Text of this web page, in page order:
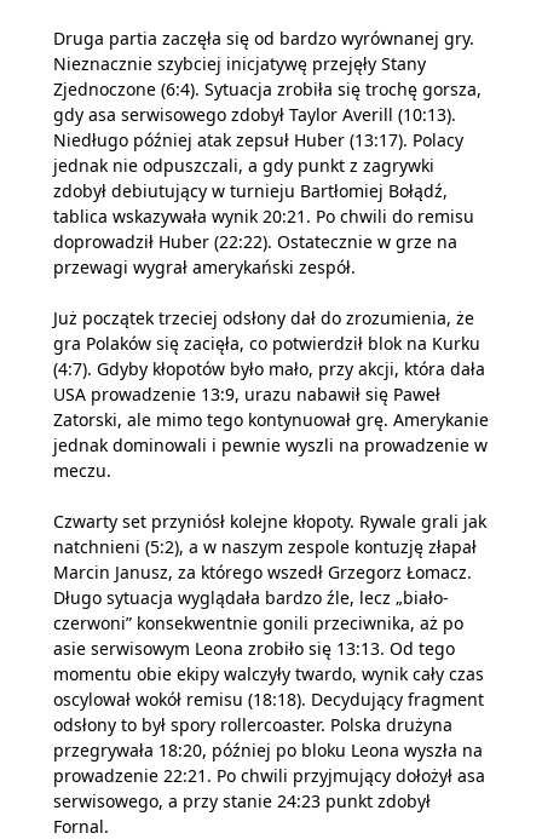
Druga partia zaczęła się od bardzo wyrównanej gry.
Nieznacznie szybciej inicjatywę przejęły Stany
Zjednoczone (6:4). Sytuacja zrobiła się trochę gorsza,
gdy asa serwisowego zdobył Taylor Averill (10:13).
Niedługo później atak zepsuł Huber (13:17). Polacy
jednak nie odpuszczali, a gdy punkt z zagrywki
zdobył debiutujący w turnieju Bartłomiej Bołądź,
tablica wskazywała wynik 20:21. Po chwili do remisu
doprowadził Huber (22:22). Ostatecznie w grze na
przewagi wygrał amerykański zespół.
Już początek trzeciej odsłony dał do zrozumienia, że
gra Polaków się zacięła, co potwierdził blok na Kurku
(4:7). Gdyby kłopotów było mało, przy akcji, która dała
USA prowadzenie 13:9, urazu nabawił się Paweł
Zatorski, ale mimo tego kontynuował grę. Amerykanie
jednak dominowali i pewnie wyszli na prowadzenie w
meczu.
Czwarty set przyniósł kolejne kłopoty. Rywale grali jak
natchnieni (5:2), a w naszym zespole kontuzję złapał
Marcin Janusz, za którego wszedł Grzegorz Łomacz.
Długo sytuacja wyglądała bardzo źle, lecz „biało-
czerwoni” konsekwentnie gonili przeciwnika, aż po
asie serwisowym Leona zrobiło się 13:13. Od tego
momentu obie ekipy walczyły twardo, wynik cały czas
oscylował wokół remisu (18:18). Decydujący fragment
odsłony to był spory rollercoaster. Polska drużyna
przegrywała 18:20, później po bloku Leona wyszła na
prowadzenie 22:21. Po chwili przyjmujący dołożył asa
serwisowego, a przy stanie 24:23 punkt zdobył
Fornal.